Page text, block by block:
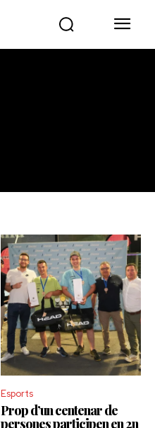
Esports
Prop d’un centenar de
persones participen en 2n